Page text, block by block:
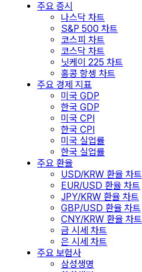
주요 증시
나스닥 차트
S&P 500 차트
코스피 차트
코스닥 차트
닛케이 225 차트
홍콩 항셍 차트
주요 경제 지표
미국 GDP
한국 GDP
미국 CPI
한국 CPI
미국 실업률
한국 실업률
주요 환율
USD/KRW 환율 차트
EUR/USD 환율 차트
JPY/KRW 환율 차트
GBP/USD 환율 차트
CNY/KRW 환율 차트
금 시세 차트
은 시세 차트
주요 보험사
삼성생명